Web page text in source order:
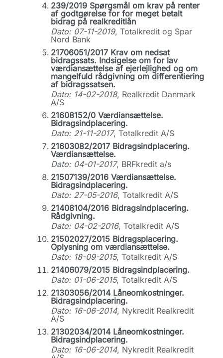
239/2019 Spørgsmål om krav på renter
af godtgørelse for for meget betalt
bidrag på realkreditlån
Dato: 07-11-2019, Totalkredit og Spar
Nord Bank
21706051/2017 Krav om nedsat
bidragssats. Indsigelse om for lav
værdiansættelse af ejerlejlighed og om
mangelfuld rådgivning om differentiering
af bidragssatsen.
Dato: 14-02-2018, Realkredit Danmark
A/S
21608152/0 Værdiansættelse.
Bidragsindplacering.
Dato: 21-11-2017, Totalkredit A/S
21603082/2017 Bidragsindplacering.
Værdiansættelse.
Dato: 04-01-2017, BRFkredit a/s
21507139/2016 Værdiansættelse.
Bidragsindplacering.
Dato: 27-05-2016, Totalkredit A/S
21408104/2016 Bidragsindplacering.
Rådgivning.
Dato: 04-02-2016, Totalkredit A/S
21502027/2015 Bidragsplacering.
Oplysning om værdiansættelse.
Dato: 18-09-2015, Totalkredit A/S
21406079/2015 Bidragsindplacering.
Dato: 01-06-2015, Totalkredit A/S
21303056/2014 Låneomkostninger.
Bidragsindplacering.
Dato: 16-06-2014, Nykredit Realkredit
A/S
21302034/2014 Låneomkostninger.
Bidragsindplacering.
Dato: 16-06-2014, Nykredit Realkredit